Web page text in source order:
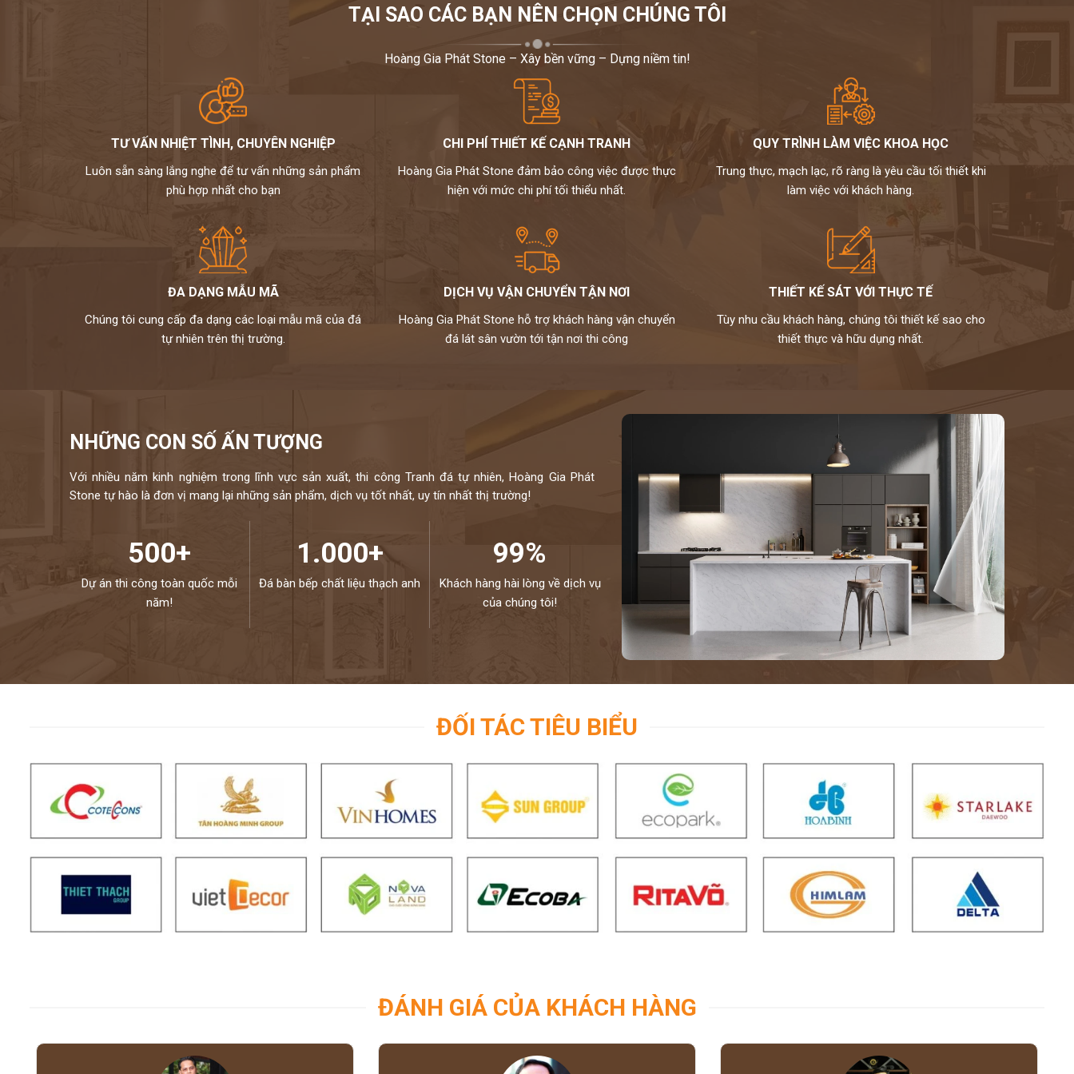
TẠI SAO CÁC BẠN NÊN CHỌN CHÚNG TÔI
Hoàng Gia Phát Stone – Xây bền vững – Dựng niềm tin!
TƯ VẤN NHIỆT TÌNH, CHUYÊN NGHIỆP
Luôn sẵn sàng lắng nghe để tư vấn những sản phẩm
phù hợp nhất cho bạn
CHI PHÍ THIẾT KẾ CẠNH TRANH
Hoàng Gia Phát Stone đảm bảo công việc được thực
hiện với mức chi phí tối thiểu nhất.
QUY TRÌNH LÀM VIỆC KHOA HỌC
Trung thực, mạch lạc, rõ ràng là yêu cầu tối thiết khi
làm việc với khách hàng.
ĐA DẠNG MẪU MÃ
Chúng tôi cung cấp đa dạng các loại mẫu mã của đá
tự nhiên trên thị trường.
DỊCH VỤ VẬN CHUYỂN TẬN NƠI
Hoàng Gia Phát Stone hỗ trợ khách hàng vận chuyển
đá lát sân vườn tới tận nơi thi công
THIẾT KẾ SÁT VỚI THỰC TẾ
Tùy nhu cầu khách hàng, chúng tôi thiết kế sao cho
thiết thực và hữu dụng nhất.
NHỮNG CON SỐ ẤN TƯỢNG
Với nhiều năm kinh nghiệm trong lĩnh vực sản xuất, thi công Tranh đá tự nhiên, Hoàng Gia Phát
Stone tự hào là đơn vị mang lại những sản phẩm, dịch vụ tốt nhất, uy tín nhất thị trường!
500+
Dự án thi công toàn quốc mỗi
năm!
1.000+
Đá bàn bếp chất liệu thạch anh
99%
Khách hàng hài lòng về dịch vụ
của chúng tôi!
ĐỐI TÁC TIÊU BIỂU
ĐÁNH GIÁ CỦA KHÁCH HÀNG